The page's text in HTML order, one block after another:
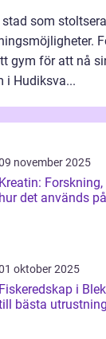
som
gym för att nå
i Hudiksva...
november 2025
Kreatin:
hur det används
oktober 2025
Fiskeredskap i
bästa